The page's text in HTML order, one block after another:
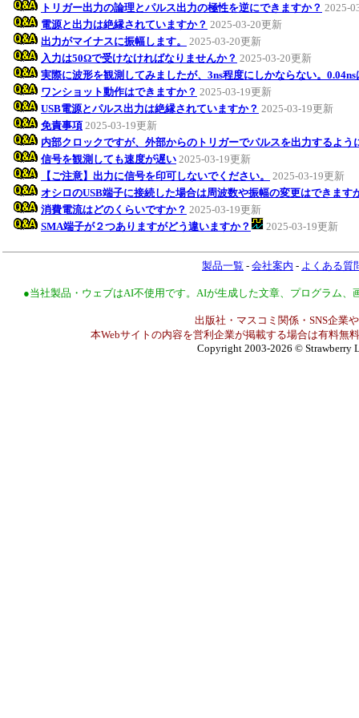
トリガー出力の論理とパルス出力の極性を逆にできますか？ 2025-
電源と出力は絶縁されていますか？ 2025-03-20更新
出力がマイナスに振幅します。
2025-03-20更新
入力は50Ωで受けなければなりませんか？ 2025-03-20更新
実際に波形を観測してみましたが、3ns程度にしかならない。
ワンショット動作はできますか？ 2025-03-19更新
USB電源とパルス出力は絶縁されていますか？ 2025-03-19更新
免責事項 2025-03-19更新
内部クロックですが、外部からのトリガーでパルスを出力するよう
信号を観測しても速度が遅い 2025-03-19更新
【ご注意】出力に信号を印可しないでください。
2025-03-19更新
オシロのUSB端子に接続した場合は周波数や振幅の変更はできます
消費電流はどのくらいですか？ 2025-03-19更新
SMA端子が２つありますがどう違いますか？
2025-03-19更新
製品一覧 - 会社案内 - よくある質
●当社製品・ウェブはAI不使用です。AIが生成した文章、プログラム
出版社・マスコミ関係・SNS企業
本Webサイトの内容を営利企業が掲載する場合は有料無
Copyright 2003-2026 © Strawberry